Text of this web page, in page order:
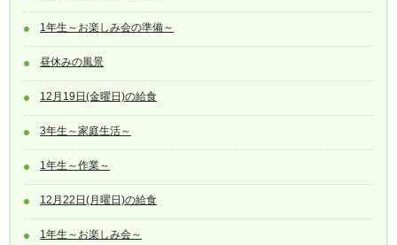
1年生～お楽しみ会の準備～
昼休みの風景
12月19日(金曜日)の給食
3年生～家庭生活～
1年生～作業～
12月22日(月曜日)の給食
1年生～お楽しみ会～